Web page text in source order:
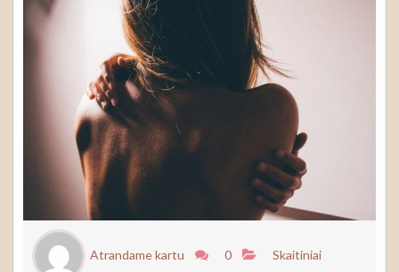
Atrandame kartu 0 Skaitiniai